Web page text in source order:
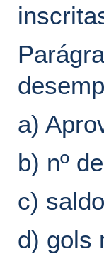
a)
b) nº
c)
d) gols